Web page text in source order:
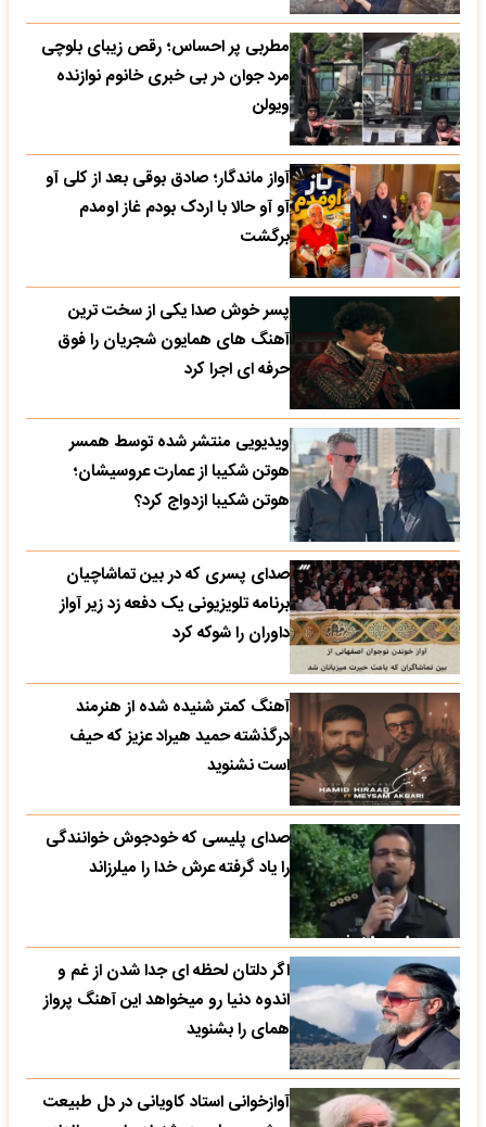
مطربی پر احساس؛ رقص زیبای بلوچی
مرد جوان در بی خبری خانوم نوازنده
ویولن
آواز ماندگار؛ صادق بوقی بعد از کلی آو
آو آو حالا با اردک بودم غاز اومدم
برگشت
پسر خوش صدا یکی از سخت ترین
آهنگ های همایون شجریان را فوق
حرفه ای اجرا کرد
ویدیویی منتشر شده توسط همسر
هوتن شکیبا از عمارت عروسیشان؛
هوتن شکیبا ازدواج کرد؟
صدای پسری که در بین تماشاچیان
برنامه تلویزیونی یک دفعه زد زیر آواز
داوران را شوکه کرد
آهنگ کمتر شنیده شده از هنرمند
درگذشته حمید هیراد عزیز که حیف
است نشنوید
صدای پلیسی که خودجوش خوانندگی
را یاد گرفته عرش خدا را میلرزاند
اگر دلتان لحظه ای جدا شدن از غم و
اندوه دنیا رو میخواهد این آهنگ پرواز
همای را بشنوید
آوازخوانی استاد کاویانی در دل طبیعت